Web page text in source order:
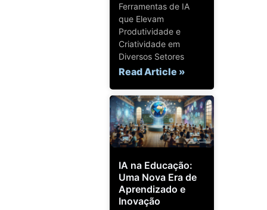
Ferramentas de IA
que Elevam
Produtividade e
Criatividade em
Diversos Setores
Read Article »
IA na Educação:
Uma Nova Era de
Aprendizado e
Inovação